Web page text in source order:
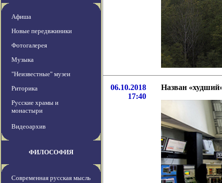
Афиша
Новые передвжиники
Фотогалерея
Музыка
"Неизвестные" музеи
Риторика
Русские храмы и
монастыри
Видеоархив
ФИЛОСОФИЯ
Современная русская мысль
06.10.2018
17:40
Назван